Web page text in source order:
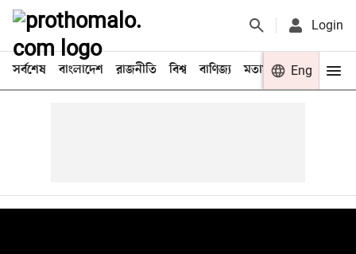
Login
সর্বশেষ বাংলাদেশ রাজনীতি বিশ্ব বাণিজ্য মতামত খেলা
Eng